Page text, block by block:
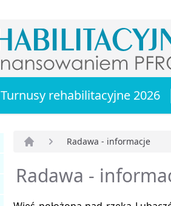
Turnusy rehabilitacyjne 2026
Radawa - informacje
Radawa -